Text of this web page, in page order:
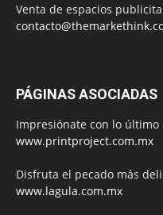
Venta de espacios
PÁGINAS ASOCIADAS
Impresiónate con lo
www.printproject.com.mx
Disfruta el pecado más
www.lagula.com.mx